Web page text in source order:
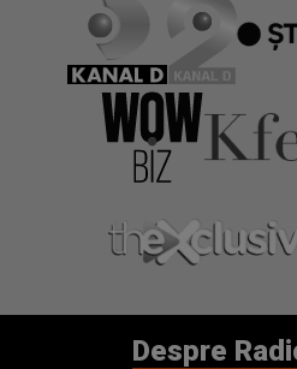
Despre